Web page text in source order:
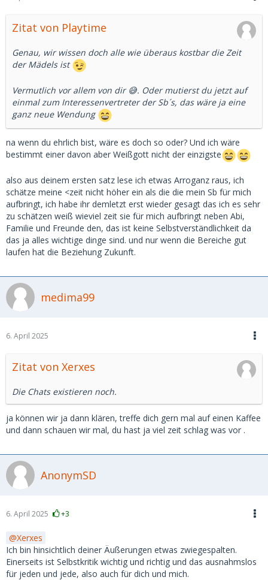
Zitat von Playtime
Genau, wir wissen doch alle wie überaus kostbar die Zeit
der Mädels ist
Vermutlich vor allem von dir 😅. Oder mutierst du jetzt auf
einmal zum Interessenvertreter der Sb´s, das wäre ja eine
ganz neue Wendung
na wenn du ehrlich bist, wäre es doch so oder? Und ich wäre
bestimmt einer davon aber Weißgott nicht der einzigste
also aus deinem ersten satz lese ich etwas Arroganz raus, ich
schätze meine <zeit nicht höher ein als die die mein Sb für mich
aufbringt, ich habe ihr demletzt erst wieder gesagt das ich es sehr
zu schätzen weiß wieviel zeit sie für mich aufbringt neben Abi,
Familie und Freunde den, das ist keine Selbstverständlichkeit da
das ja alles wichtige dinge sind. und nur wenn die Bereiche gut
laufen hat die Beziehung Zukunft.
medima99
6. April 2025
Zitat von Xerxes
Die Chats existieren noch.
ja können wir ja dann klären, treffe dich gern mal auf einen Kaffee
und dann schauen wir mal, du hast ja viel zeit schlag was vor .
AnonymSD
6. April 2025 +3
Xerxes
Ich bin hinsichtlich deiner Äußerungen etwas zwiegespalten.
Einerseits ist Selbstkritik wichtig und richtig und das ausnahmslos
für jeden und jede, also auch für dich und mich.